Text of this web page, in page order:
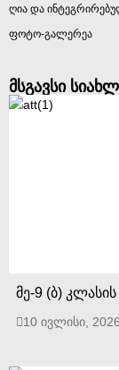
ღია და
ფოტო-გალერეა
მსგავსი
მე-9 (ბ) კლასის
10 ივლისი, 2026